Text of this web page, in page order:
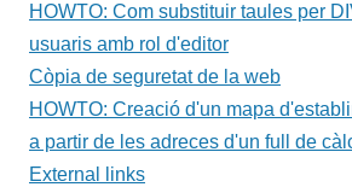
HOWTO: Com substituir taules per
usuaris amb rol d'editor
Còpia de seguretat de la web
HOWTO: Creació d'un mapa
a partir de les adreces d'un full de
External links